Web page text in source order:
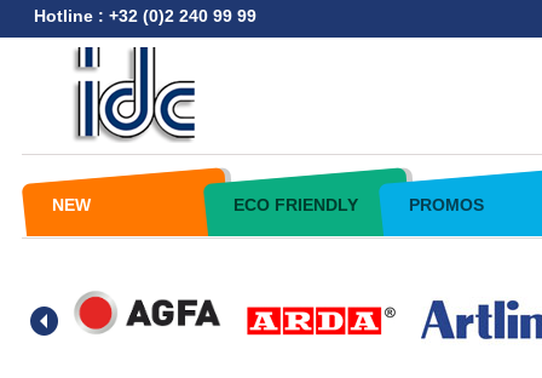
Hotline : +32 (0)2 240 99 99
NEW ECO FRIENDLY PROMOS